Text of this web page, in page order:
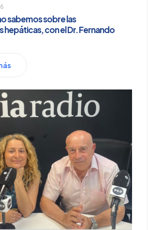
sabemos sobre las
con el Dr. Fernando